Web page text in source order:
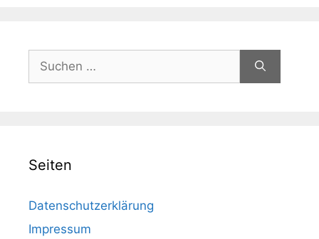
nach:
Seiten
Datenschutzerklärung
Impressum